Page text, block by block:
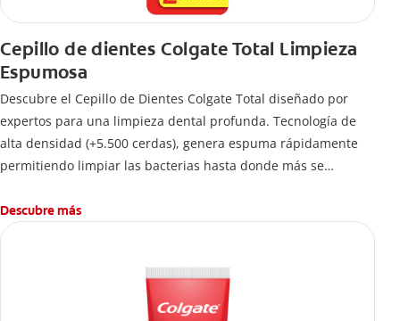
Cepillo de dientes Colgate Total Limpieza
Espumosa
Descubre el Cepillo de Dientes Colgate Total diseñado por
expertos para una limpieza dental profunda. Tecnología de
alta densidad (+5.500 cerdas), genera espuma rápidamente
permitiendo limpiar las bacterias hasta donde más se
Descubre más